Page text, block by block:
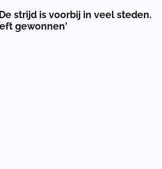
strijd is voorbij in veel steden.
gewonnen'